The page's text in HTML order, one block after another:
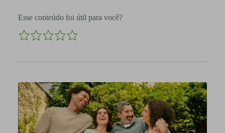
Esse conteúdo foi útil para você?